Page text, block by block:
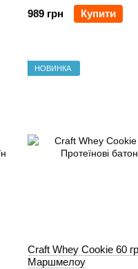
989 грн
Купити
НОВИНКА
Craft Whey Cookie 60
Маршмелоу